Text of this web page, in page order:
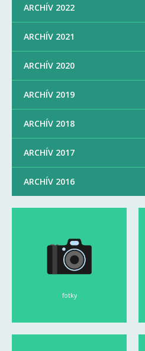
ARCHÍV 2022
ARCHÍV 2021
ARCHÍV 2020
ARCHÍV 2019
ARCHÍV 2018
ARCHÍV 2017
ARCHÍV 2016
fotky